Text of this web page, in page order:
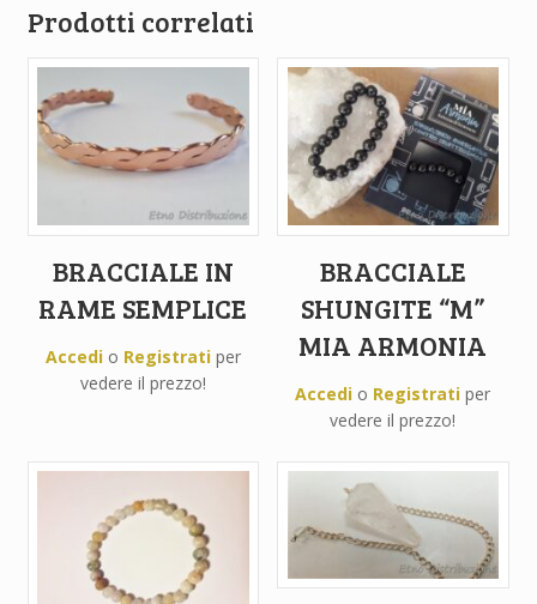
Prodotti correlati
BRACCIALE IN
RAME SEMPLICE
Accedio Registratiper
vedere il prezzo!
BRACCIALE
SHUNGITE “M”
MIA ARMONIA
Accedi o Registrati per
vedere il prezzo!